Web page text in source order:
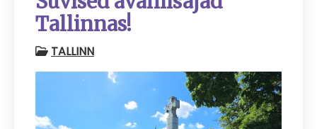
Tallinnas!
TALLINN